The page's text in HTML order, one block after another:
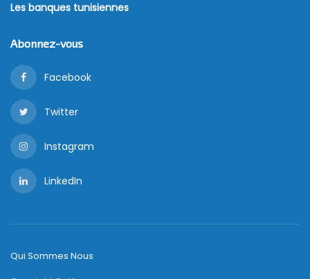
Les banques tunisiennes
Abonnez-vous
Facebook
Twitter
Instagram
LinkedIn
Qui Sommes Nous